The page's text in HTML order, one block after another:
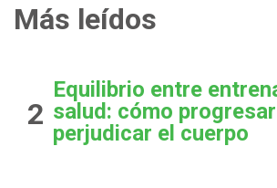
Más leídos
2
Equilibrio entre
salud: cómo
perjudicar el cuerpo